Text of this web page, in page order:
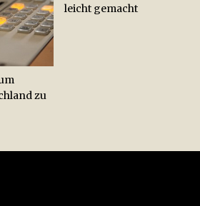
zu
leicht gemacht